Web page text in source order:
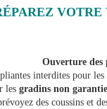
Ouverture des
interdites pour les
les gradins non
des coussins et